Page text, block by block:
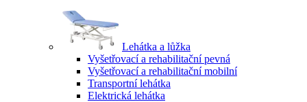
Lehátka a lůžka
Vyšetřovací a rehabilitační pevná
Vyšetřovací a rehabilitační mobilní
Transportní lehátka
Elektrická lehátka